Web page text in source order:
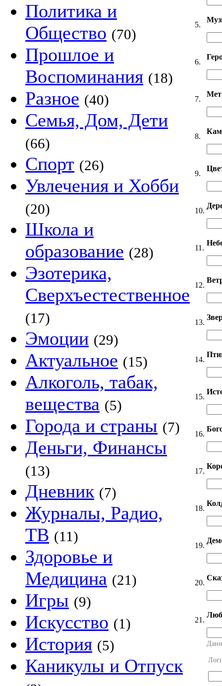
Политика и
Общество (70)
Прошлое и
Воспоминания (18)
Разное (40)
Семья, Дом, Дети
(66)
Спорт (26)
Увлечения и Хобби
(20)
Школа и
образование (28)
Эзотерика,
Сверхъестественное
(17)
Эмоции (29)
Актуальное (15)
Алкоголь, табак,
вещества (5)
Города и страны (7)
Деньги, Финансы
(13)
Дневник (7)
Журналы, Радио,
ТВ (11)
Здоровье и
Медицина (21)
Игры (9)
Искусство (1)
История (5)
Каникулы и Отпуск
5.
6.
7.
8.
9.
10.
11.
12.
13.
14.
15.
16.
17.
18.
19.
20.
21.